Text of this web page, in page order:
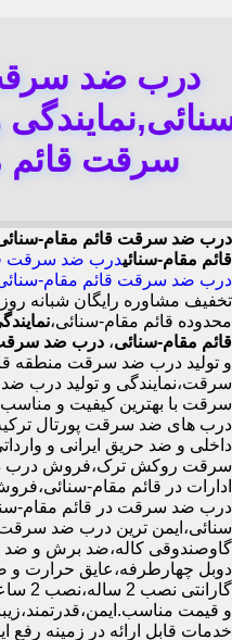
درب ضد
سرقت قائم
درب ضد سرقت قائم مقام-
قائم مقام-سنائیدرب ضد سرقت
درب ضد سرقت قائم مقام-
تخفیف مشاوره رایگان شبانه
محدوده قائم مقام-سنائی،
قائم مقام-سنائی، درب ضد سرقت
و تولید درب ضد سرقت منطقه
سرقت،نمایندگی و تولید درب
سرقت با بهترین کیفیت و مناسب
درب های ضد سرقت پورتال
داخلی و ضد حریق ایرانی و
سرقت روکش ترک،فروش درب
ادارات در قائم مقام-
درب ضد سرقت در قائم مقام-
سنائی،ایمن ترین درب ضد
دوبل چهارطرفه،عایق حرارت
و قیمت
خدمات قابل ارائه در زمینه